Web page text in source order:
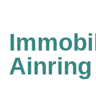
Ainring